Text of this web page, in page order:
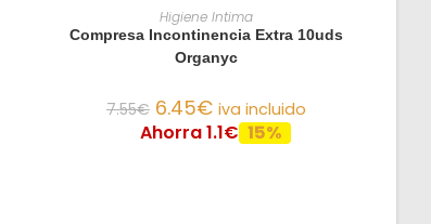
AÑADIR AL CARRITO
Higiene Intima
Compresa Incontinencia Extra 10uds
Organyc
7.55€ 6.45€ iva incluido
Ahorra 1.1€ 15%